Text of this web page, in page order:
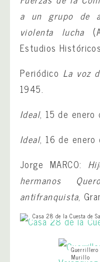
a un grupo de
violenta lucha
Estudios
Periódico La voz
1945.
Ideal, 15 de enero
Ideal, 16 de enero
Jorge MARCO:
hermanos
antifranquista,
Casa 28 de la Cuesta de
Guerrillero
Murillo